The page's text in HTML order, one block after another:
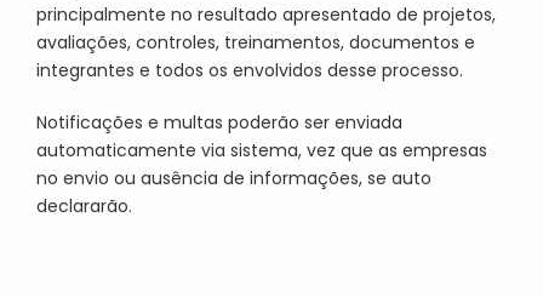
principalmente no resultado apresentado de projetos,
avaliações, controles, treinamentos, documentos e
integrantes e todos os envolvidos desse processo.
Notificações e multas poderão ser enviada
automaticamente via sistema, vez que as empresas
no envio ou ausência de informações, se auto
declararão.